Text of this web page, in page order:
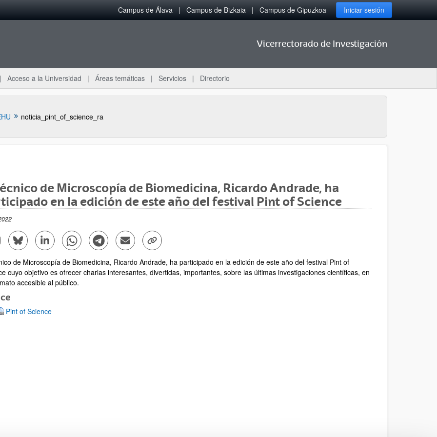
Campus de Álava Campus de Bizkaia Campus de Gipuzkoa Iniciar sesión
Vicerrectorado de Investigación
Acceso a la Universidad Áreas temáticas Servicios Directorio
noticia_pint_of_science_ra
subpáginas
de Microscopía de Biomedicina, Ricardo Andrade, ha
en la edición de este año del festival Pint of Science
en Facebook - (Abre una nueva ventana)
Compartir en Bluesky - (Abre una nueva ventana)
Compartir en Linkedin - (Abre una nueva ventana)
Compartir en Whatsapp - (Abre una nueva ventana)
Compartir en Telegram - (Abre una nueva ventana)
Enviar por correo electrónico - (Abre una nueva ventana)
Copiar enlace - (Abre una nueva ventana)
de Microscopía de Biomedicina, Ricardo Andrade, ha participado en la edición de este año del festival Pint of
cuyo objetivo es ofrecer charlas interesantes, divertidas, importantes, sobre las últimas investigaciones científicas, en
accesible al público.
Pint of Science